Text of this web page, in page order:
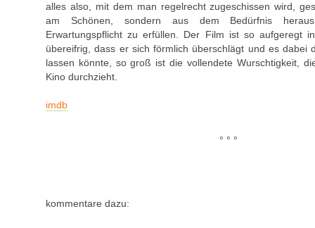
alles also, mit dem man regelrecht zugeschissen wird,
am Schönen, sondern aus dem Bedürfnis
Erwartungspflicht zu erfüllen. Der Film ist so aufgeregt
übereifrig, dass er sich förmlich überschlägt und es dabei
lassen könnte, so groß ist die vollendete Wurschtigkeit,
Kino durchzieht.
imdb
° ° °
kommentare dazu: